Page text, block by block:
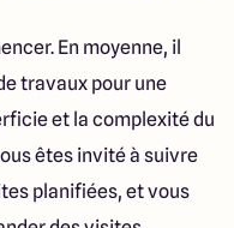
En moyenne, il
travaux pour une
et la complexité du
êtes invité à suivre
planifiées, et vous